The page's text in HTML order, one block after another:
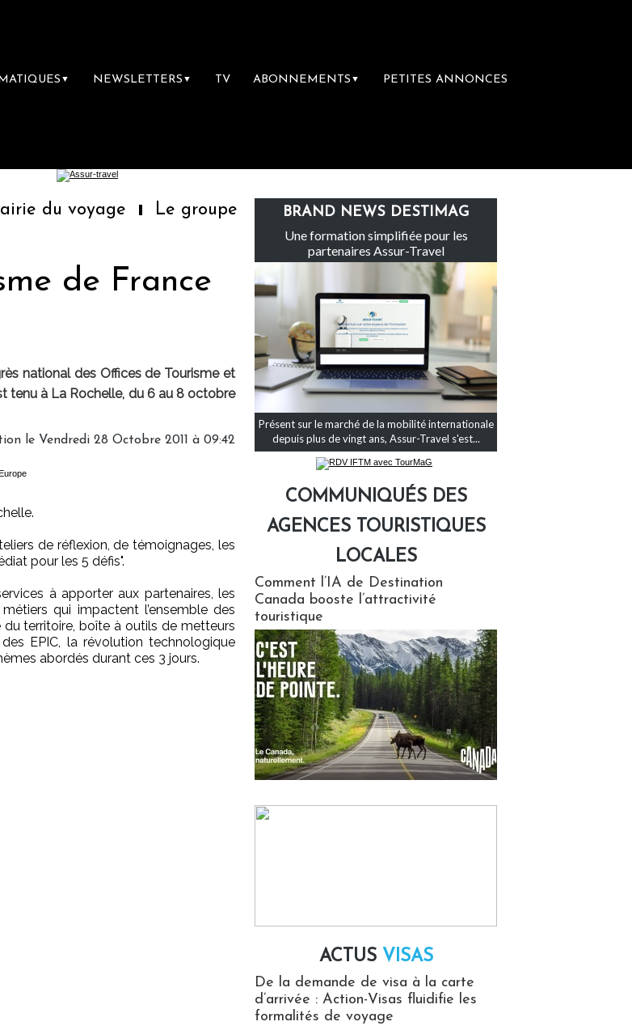
▼ NEWSLETTERS ▼ TV ABONNEMENTS ▼ PETITES ANNONCES
du voyage Le groupe Sainte-Claire rachète Eden Tour
de France
national des Offices de Tourisme et
tenu à La Rochelle, du 6 au 8 octobre
le Vendredi 28 Octobre 2011 à 09:42
de réflexion, de témoignages, les
pour les 5 défis".
à apporter aux partenaires, les
qui impactent l’ensemble des
territoire, boîte à outils de metteurs
EPIC, la révolution technologique
abordés durant ces 3 jours.
BRAND NEWS DESTIMAG
Une formation simplifiée pour les
partenaires Assur-Travel
Présent sur le marché de la mobilité internationale
depuis plus de vingt ans, Assur-Travel s'est...
COMMUNIQUÉS DES
AGENCES TOURISTIQUES
LOCALES
Comment l’IA de Destination
Canada booste l’attractivité
touristique
ACTUS VISAS
De la demande de visa à la carte
d’arrivée : Action-Visas fluidifie les
formalités de voyage